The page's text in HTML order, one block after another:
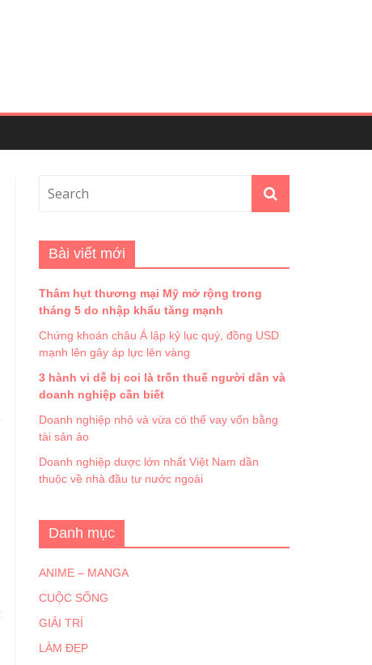
Bài viết mới
Thâm hụt thương mại Mỹ mở rộng trong
tháng 5 do nhập khẩu tăng mạnh
Chứng khoán châu Á lập kỷ lục quý, đồng USD
mạnh lên gây áp lực lên vàng
3 hành vi dễ bị coi là trốn thuế người dân và
doanh nghiệp cần biết
Doanh nghiệp nhỏ và vừa có thể vay vốn bằng
tài sản ảo
Doanh nghiệp dược lớn nhất Việt Nam dần
thuộc về nhà đầu tư nước ngoài
Danh mục
ANIME – MANGA
CUỘC SỐNG
GIẢI TRÍ
LÀM ĐẸP